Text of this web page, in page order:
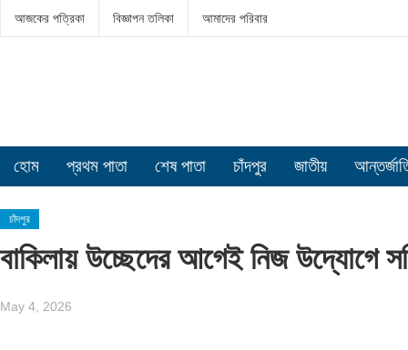
আজকের পত্রিকা বিজ্ঞাপন তলিকা আমাদের পরিবার
হোম প্রথম পাতা শেষ পাতা চাঁদপুর জাতীয়
চাঁদপুর
বাকিলায় উচ্ছেদের আগেই নিজ উদ্যোগে
May 4, 2026